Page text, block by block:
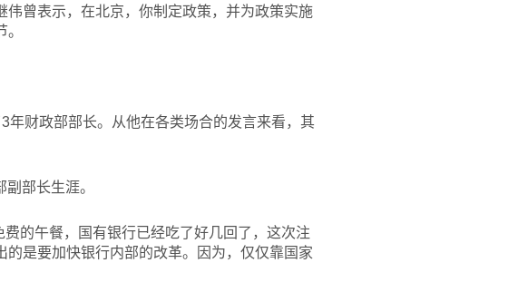
曾表示，在北京，你制定政策，并为政策实施
年财政部部长。从他在各类场合的发言来看，其
部长生涯。
的午餐，国有银行已经吃了好几回了，这次注
是要加快银行内部的改革。因为，仅仅靠国家